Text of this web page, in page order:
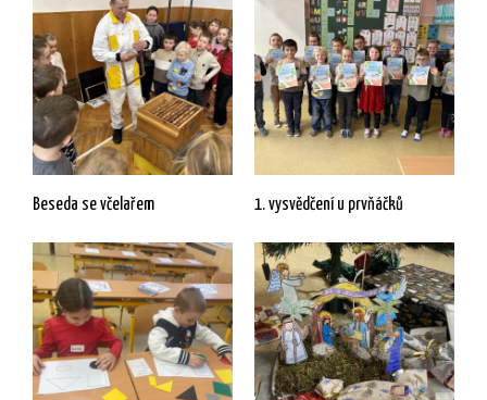
Beseda se včelařem 1. vysvědčení u prvňáčků